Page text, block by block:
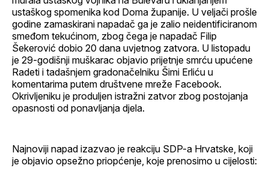
ustaškog spomenika kod Doma županije. U veljači prošle
godine zamaskirani napadač ga je zalio neidentificiranom
smeđom tekućinom, zbog čega je napadač Filip
Šekerović dobio 20 dana uvjetnog zatvora. U listopadu
je 29-godišnji muškarac objavio prijetnje smrću upućene
Radeti i tadašnjem gradonačelniku Šimi Erliću u
komentarima putem društvene mreže Facebook.
Okrivljeniku je produljen istražni zatvor zbog postojanja
opasnosti od ponavljanja djela.
Najnoviji napad izazvao je reakciju SDP-a Hrvatske, koji
je objavio opsežno priopćenje, koje prenosimo u cijelosti: